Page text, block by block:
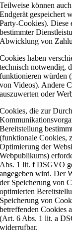
Teilweise können
Endgerät gespeichert
Party-Cookies). Diese
bestimmter
Abwicklung von
Cookies haben
technisch notwendig,
funktionieren würden
von Videos). Andere
auszuwerten oder
Cookies, die zur
Bereitstellung
(funktionale Cookies,
Optimierung der
Webpublikums)
Abs. 1 lit. f DSGVO
angegeben wird. Der
der Speicherung von
optimierten
Speicherung von
betreffenden Cookies
(Art. 6 Abs. 1 lit. a
widerrufbar.